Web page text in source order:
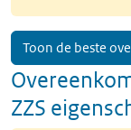
Toon de beste
ZZS